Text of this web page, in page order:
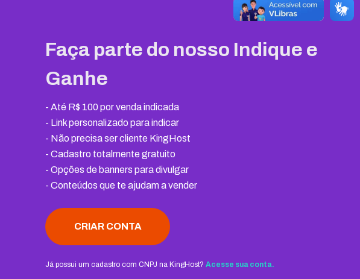
Faça parte do nosso Indique e
Ganhe
-Até R$ 100 por venda indicada
- Link personalizado para indicar
- Não precisa ser cliente KingHost
-Cadastro totalmente gratuito
-Opções de banners para divulgar
-Conteúdos que te ajudam a vender
CRIAR CONTA
Já possui um cadastro com CNPJ na KingHost?Acesse sua conta.